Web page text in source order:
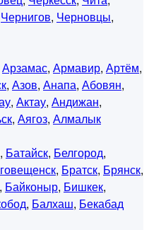
Чернигов, Черновцы,
Арзамас, Армавир, Артём,
, Азов, Анапа, Абовян,
, Актау, Андижан,
, Аягоз, Алмалык
, Батайск, Белгород,
, Братск, Брянск,
, Байконыр, Бишкек,
, Балхаш, Бекабад